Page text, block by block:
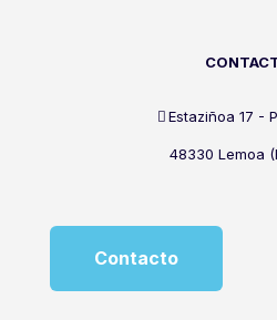
Estaziñoa 17 -
48330 Lemoa
Contacto